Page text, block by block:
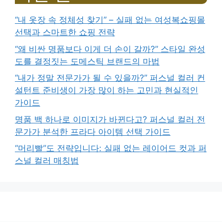
“내 옷장 속 정체성 찾기” – 실패 없는 여성복쇼핑몰
선택과 스마트한 쇼핑 전략
“왜 비싼 명품보다 이게 더 손이 갈까?” 스타일 완성
도를 결정짓는 도메스틱 브랜드의 마법
“내가 정말 전문가가 될 수 있을까?” 퍼스널 컬러 컨
설턴트 준비생이 가장 많이 하는 고민과 현실적인
가이드
명품 백 하나로 이미지가 바뀐다고? 퍼스널 컬러 전
문가가 분석한 프라다 아이템 선택 가이드
“머리빨”도 전략입니다: 실패 없는 레이어드 컷과 퍼
스널 컬러 매칭법